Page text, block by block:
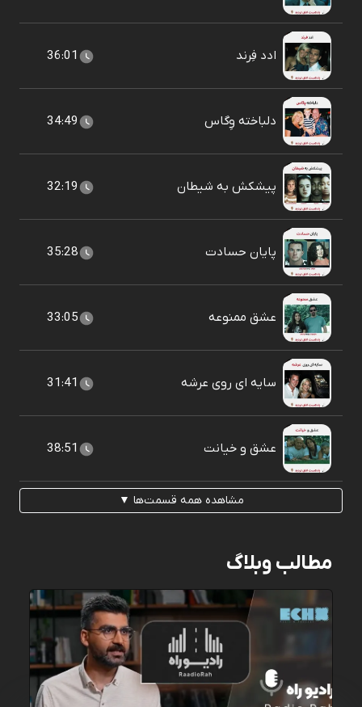
ادد فِرند 36:01
دلباخته وِگاس 34:49
پیشکش به شیطان 32:19
پایان حسادت 35:28
عشق ممنوعه 33:05
سایه ای روی عرشه 31:41
عشق و خیانت 38:51
مشاهده همه قسمت‌ها ▼
مطالب وبلاگ